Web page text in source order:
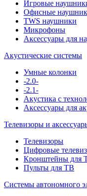
Игровые
Офисные
TWS наушники
Микрофоны
Аксессуары для
Акустические системы
Умные колонки
-2.0-
-2.1-
Акустика с
Аксессуары для
Телевизоры и
Телевизоры
Цифровые
Кронштейны для
Пульты для ТВ
Системы автономного